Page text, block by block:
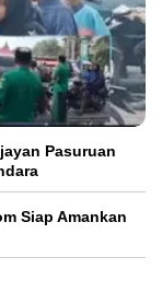
Pasuruan
Siap Amankan